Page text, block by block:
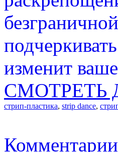
изменит
СМОТРЕТЬ
стрип-пластика, strip dance,